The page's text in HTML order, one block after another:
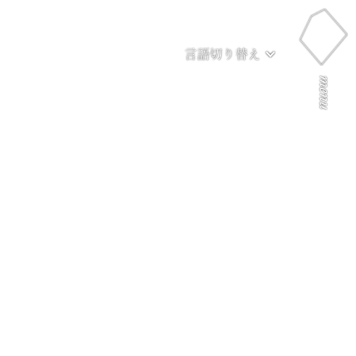
言語切り替え